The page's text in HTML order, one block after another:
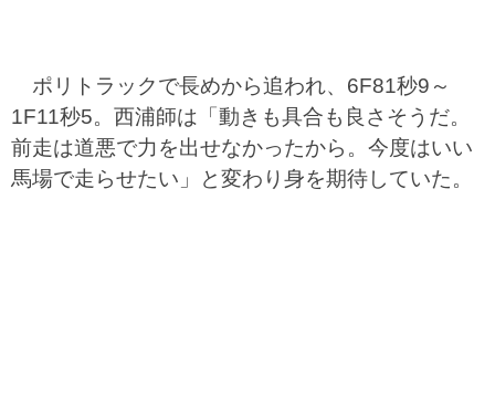
ポリトラックで長めから追われ、6F81秒9～
1F11秒5。西浦師は「動きも具合も良さそうだ。
前走は道悪で力を出せなかったから。今度はいい
馬場で走らせたい」と変わり身を期待していた。